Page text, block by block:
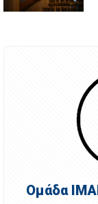
Ομάδα